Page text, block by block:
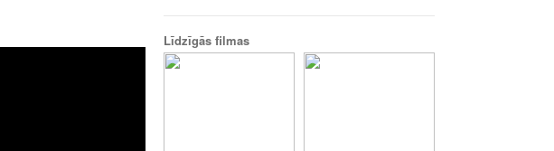
Līdzīgās filmas